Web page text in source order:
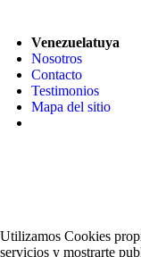
Venezuelatuya
Nosotros
Contacto
Testimonios
Mapa del sitio
Utilizamos Cookies
servicios y mostrarte